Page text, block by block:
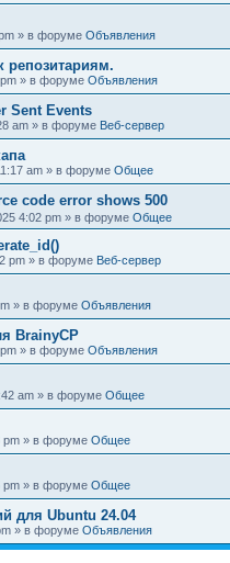
» в форуме Объявления
репозитариям.
» в форуме Объявления
Sent Events
am » в форуме Веб-сервер
am » в форуме Общее
code error shows 500
4:02 pm » в форуме Общее
pm » в форуме Веб-сервер
» в форуме Объявления
BrainyCP
» в форуме Объявления
am » в форуме Общее
pm » в форуме Общее
pm » в форуме Общее
для Ubuntu 24.04
» в форуме Объявления